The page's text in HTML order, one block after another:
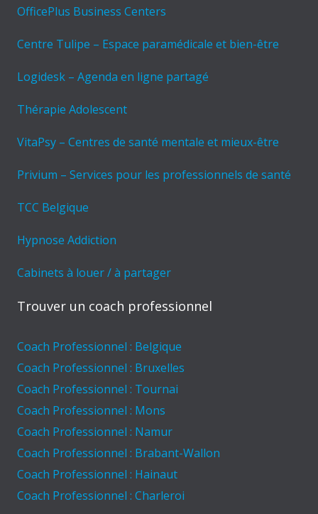
OfficePlus Business Centers
Centre Tulipe – Espace paramédicale et bien-être
Logidesk – Agenda en ligne partagé
Thérapie Adolescent
VitaPsy – Centres de santé mentale et mieux-être
Privium – Services pour les professionnels de santé
TCC Belgique
Hypnose Addiction
Cabinets à louer / à partager
Trouver un coach professionnel
Coach Professionnel : Belgique
Coach Professionnel : Bruxelles
Coach Professionnel : Tournai
Coach Professionnel : Mons
Coach Professionnel : Namur
Coach Professionnel : Brabant-Wallon
Coach Professionnel : Hainaut
Coach Professionnel : Charleroi